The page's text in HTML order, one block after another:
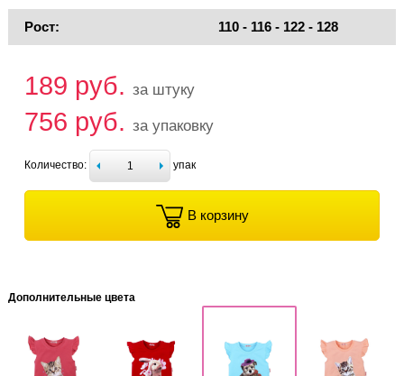
Рост: 110 - 116 - 122 - 128
189 руб. за штуку
756 руб. за упаковку
Количество: упак
В корзину
Дополнительные цвета